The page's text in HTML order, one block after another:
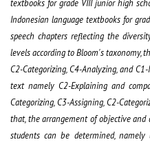
textbooks for grade VIII junior high
Indonesian language textbooks for
speech chapters reflecting the
levels according to Bloom's taxonomy,
C2-Categorizing, C4-Analyzing, and
text namely C2-Explaining and
Categorizing, C3-Assigning, C2-
that, the arrangement of objective and
students can be determined, namely